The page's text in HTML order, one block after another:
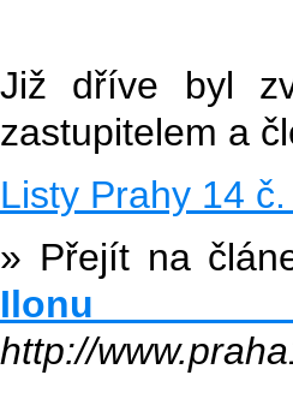
Již dříve byl
zastupitelem a
Listy Prahy 14
» Přejít na
Ilonu
http://